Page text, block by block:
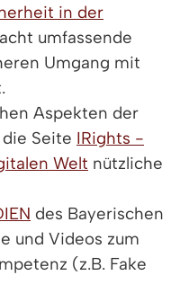
in der
umfassende
Umgang mit
Aspekten der
Seite IRights -
Welt nützliche
des Bayerischen
und Videos zum
(z.B. Fake